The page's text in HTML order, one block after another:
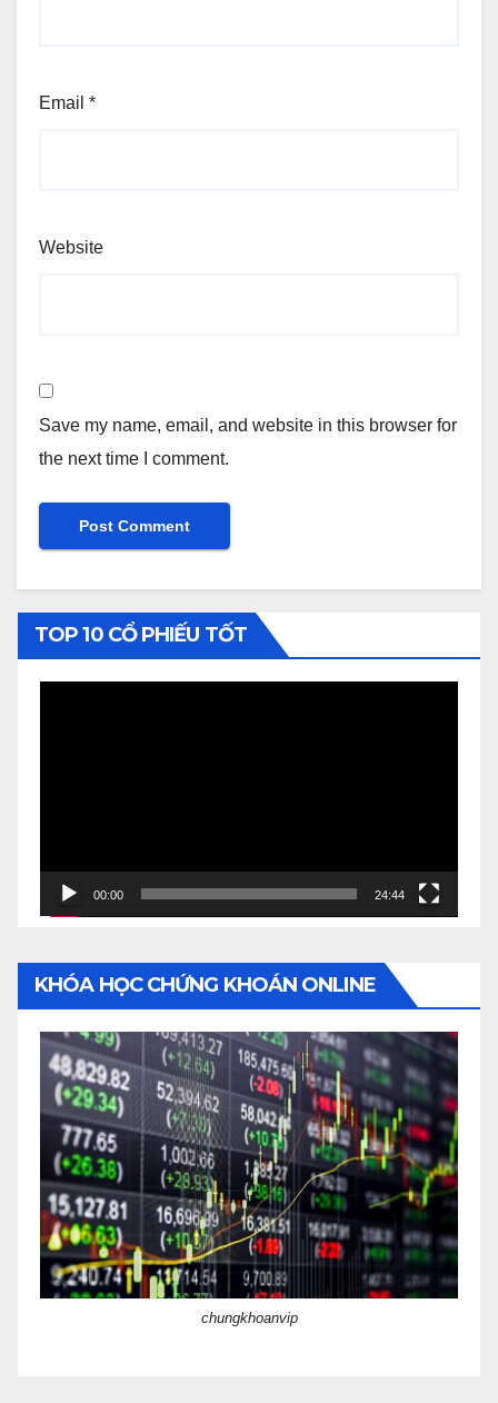
Email *
Website
Save my name, email, and website in this browser for
the next time I comment.
TOP 10 CỔ PHIẾU TỐT
00:00 24:44
KHÓA HỌC CHỨNG KHOÁN ONLINE
chungkhoanvip